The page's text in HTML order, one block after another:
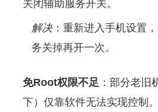
关闭辅助服务开关。
解决：重新进入手机设置
务关掉再开一次。
免Root权限不足 ：部分老旧
下）仅靠软件无法实现控制。